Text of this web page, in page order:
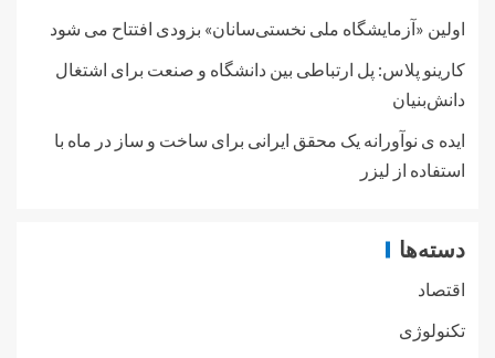
اولین «آزمایشگاه ملی نخستی‌سانان» بزودی افتتاح می شود
کارینو پلاس: پل ارتباطی بین دانشگاه و صنعت برای اشتغال
دانش‌بنیان
ایده ی نوآورانه یک محقق ایرانی برای ساخت و ساز در ماه با
استفاده از لیزر
دسته‌ها
اقتصاد
تکنولوژی